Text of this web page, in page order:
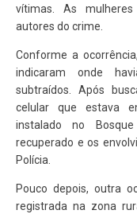
vítimas. As
autores do crime.
Conforme a
indicaram onde
subtraídos. Após
celular que estava
instalado no
recuperado e os
Polícia.
Pouco depois, outra
registrada na zona